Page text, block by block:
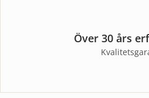
Över 30 års